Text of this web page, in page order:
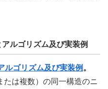
ルゴリズム及び実装例
ゴリズム及び実装例 。
たは複数）の同一構造のニ